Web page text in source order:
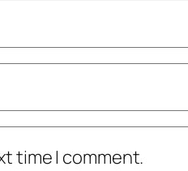
time I comment.